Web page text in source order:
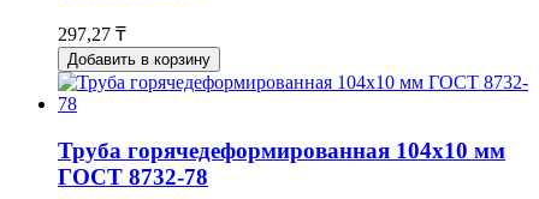
297,27 ₸
Добавить в корзину
Труба горячедеформированная 104х10 мм
ГОСТ 8732-78